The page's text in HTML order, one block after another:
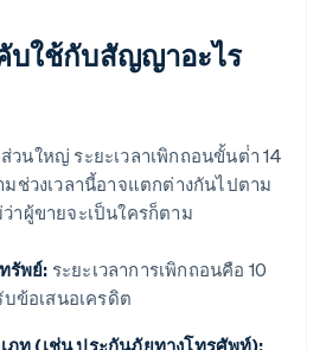
บใช้กับสัญญาอะไร
นใหญ่ ระยะเวลาเพิกถอนขั้นต่ํา 14
ช่วงเวลานี้อาจแตกต่างกันไปตาม
าผู้ขายจะเป็นใครก็ตาม
รัพย์: ระยะเวลาการเพิกถอนคือ 10
ข้อเสนอเครดิต